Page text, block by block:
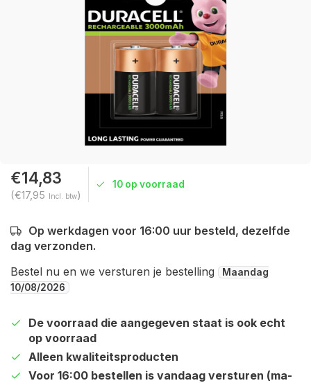
€14,83
(€17,95 Incl. btw)
10 op voorraad
Op werkdagen voor 16:00 uur besteld, dezelfde
dag verzonden.
Bestel nu en we versturen je bestelling
Maandag
10/08/2026
De voorraad die aangegeven staat is ook echt
op voorraad
Alleen kwaliteitsproducten
Voor 16:00 bestellen is vandaag versturen (ma-